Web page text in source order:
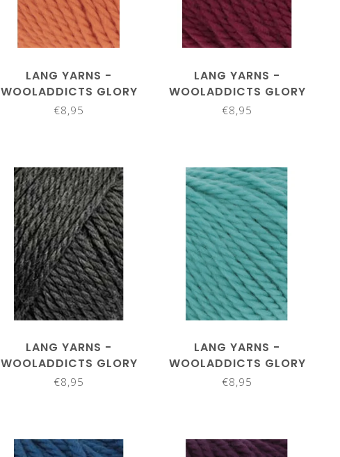
LANG YARNS -
WOOLADDICTS GLORY
1061.0059
€8,95
LANG YARNS -
WOOLADDICTS GLORY
1061.0062
€8,95
LANG YARNS -
WOOLADDICTS GLORY
1061.0067
€8,95
LANG YARNS -
WOOLADDICTS GLORY
1061.0071
€8,95